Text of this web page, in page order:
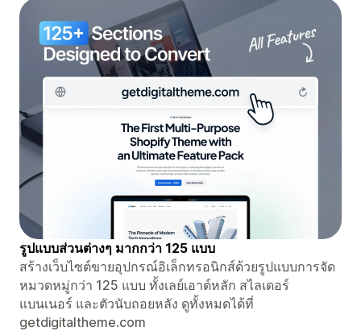
รูปแบบส่วนต่างๆ มากกว่า 125 แบบ
สร้างเว็บไซต์ขายอุปกรณ์อิเล็กทรอนิกส์ด้วยรูปแบบการจัด
หมวดหมู่กว่า 125 แบบ ทั้งเลย์เอาต์หลัก สไลเดอร์
แบนเนอร์ และตัวนับถอยหลัง ดูทั้งหมดได้ที่
getdigitaltheme.com